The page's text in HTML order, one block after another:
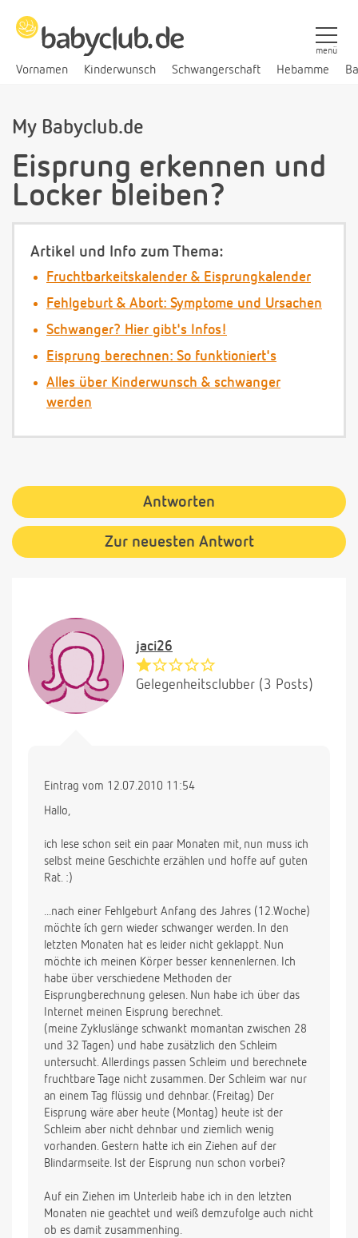
Vornamen Kinderwunsch Schwangerschaft Hebamme
menü
My Babyclub.de
Eisprung erkennen und
Locker bleiben?
Artikel und Info zum Thema:
Fruchtbarkeitskalender & Eisprungkalender
Fehlgeburt & Abort: Symptome und Ursachen
Schwanger? Hier gibt's Infos!
Eisprung berechnen: So funktioniert's
Alles über Kinderwunsch & schwanger
werden
Antworten
Zur neuesten Antwort
jaci26
Gelegenheitsclubber (3 Posts)
Eintrag vom 12.07.2010 11:54
Hallo,
ich lese schon seit ein paar Monaten mit, nun muss ich
selbst meine Geschichte erzählen und hoffe auf guten
Rat. :)
...nach einer Fehlgeburt Anfang des Jahres (12.Woche)
möchte ích gern wieder schwanger werden. In den
letzten Monaten hat es leider nicht geklappt. Nun
möchte ich meinen Körper besser kennenlernen. Ich
habe über verschiedene Methoden der
Eisprungberechnung gelesen. Nun habe ich über das
Internet meinen Eisprung berechnet.
(meine Zykluslänge schwankt momantan zwischen 28
und 32 Tagen) und habe zusätzlich den Schleim
untersucht. Allerdings passen Schleim und berechnete
fruchtbare Tage nicht zusammen. Der Schleim war nur
an einem Tag flüssig und dehnbar. (Freitag) Der
Eisprung wäre aber heute (Montag) heute ist der
Schleim aber nicht dehnbar und ziemlich wenig
vorhanden. Gestern hatte ich ein Ziehen auf der
Blindarmseite. Ist der Eisprung nun schon vorbei?
Auf ein Ziehen im Unterleib habe ich in den letzten
Monaten nie geachtet und weiß demzufolge auch nicht
ob es damit zusammenhing.